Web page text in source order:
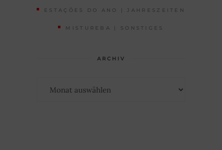
ESTAÇÕES DO ANO | JAHRESZEITEN
MISTUREBA | SONSTIGES
ARCHIV